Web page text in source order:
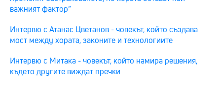
важният фактор“
Интервю с Атанас Цветанов - човекът, който създава
мост между хората, законите и технологиите
Интервю с Митака - човекът, който намира решения,
където другите виждат пречки